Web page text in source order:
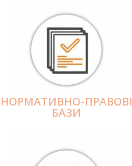
НОРМАТИВНО-ПРАВОВІ
БАЗИ